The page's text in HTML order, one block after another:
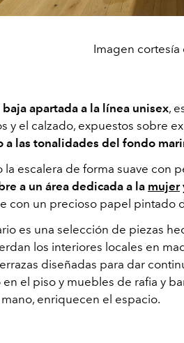
Imagen cortesía
baja apartada a la línea unisex,
y el calzado, expuestos sobre
a las tonalidades del fondo
la escalera de forma suave con
a un área dedicada a la mujer
con un precioso papel pintado
es una selección de piezas
los interiores locales en
diseñadas para dar
en el piso y muebles de rafia y
enriquecen el espacio.